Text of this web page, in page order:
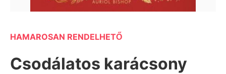
HAMAROSAN RENDELHETŐ
Csodálatos karácsony